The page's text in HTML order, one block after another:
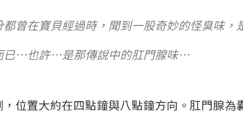
曾在寶貝經過時，聞到一股奇妙的怪臭味，
已…也許…是那傳說中的肛門腺味…
位置大約在四點鐘與八點鐘方向。 肛門腺為